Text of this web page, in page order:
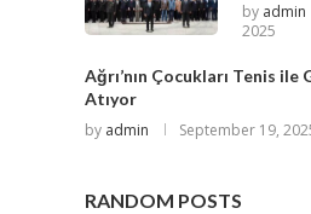
by admin
2025
Ağrı’nın Çocukları Tenis ile
Atıyor
by admin September 19,
RANDOM POSTS